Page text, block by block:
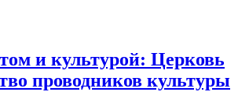
и культурой: Церковь
проводников культуры